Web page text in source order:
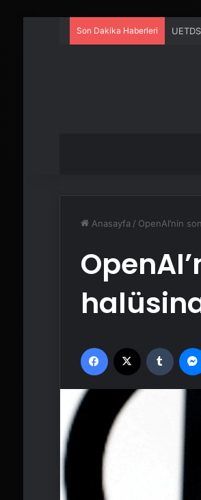
Son Dakika Haberleri
Anasayfa / OpenAI’nin
Facebook Tumblr